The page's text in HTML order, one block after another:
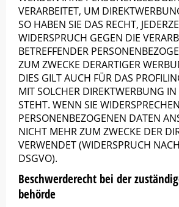
VERARBEITET, UM
SO HABEN SIE DAS RECHT,
WIDERSPRUCH GEGEN DIE
BETREFFENDER
ZUM ZWECKE DERARTIGER
DIES GILT AUCH FÜR DAS
MIT SOLCHER DIREKTWERBUNG
STEHT. WENN SIE
PERSONENBEZOGENEN DATEN
NICHT MEHR ZUM ZWECKE DER
VERWENDET (WIDERSPRUCH
DSGVO).
Beschwerde­recht bei der
behörde